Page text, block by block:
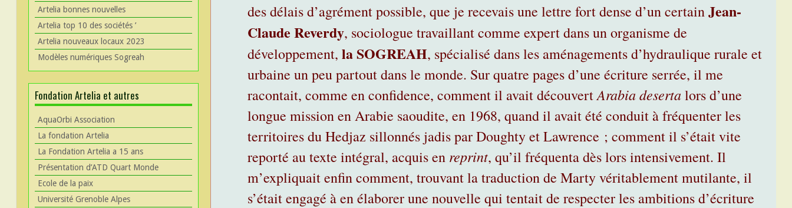
Artelia bonnes nouvelles
Artelia top 10 des sociétés ’
Artelia nouveaux locaux 2023
Modèles numériques Sogreah
Fondation Artelia et autres
AquaOrbi Association
La fondation Artelia
La Fondation Artelia a 15 ans
Présentation d’ATD Quart Monde
Ecole de la paix
Université Grenoble Alpes
des délais d’agrément possible, que je recevais une lettre fort dense d’un certainJean-
Claude Reverdy, sociologue travaillant comme expert dans un organisme de
développement, laSOGREAH, spécialisé dans les aménagements d’hydraulique rurale et
urbaine un peu partout dans le monde. Sur quatre pages d’une écriture serrée, il me
racontait, comme en confidence, comment il avait découvertArabia desertalors d’une
longue mission en Arabie saoudite, en 1968, quand il avait été conduit à fréquenter les
territoires du Hedjaz sillonnés jadis par Doughty et Lawrence ; comment il s’était vite
reporté au texte intégral, acquis en reprint, qu’il fréquenta dès lors intensivement. Il
m’expliquait enfin comment, trouvant la traduction de Marty véritablement mutilante, il
s’était engagé à en élaborer une nouvelle qui tentait de respecter les ambitions d’écriture